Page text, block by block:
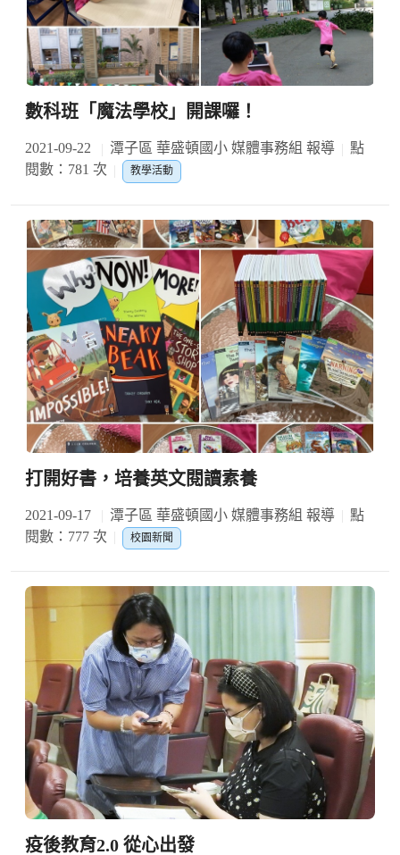
數科班「魔法學校」開課囉！
2021-09-22 潭子區 華盛頓國小 媒體事務組 報導
點
閱數：781 次
教學活動
打開好書，培養英文閱讀素養
2021-09-17 潭子區 華盛頓國小 媒體事務組 報導
點
閱數：777 次
校園新聞
疫後教育2.0 從心出發